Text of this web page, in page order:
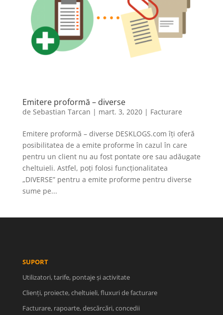
Emitere proformă – diverse
de Sebastian Tarcan | mart. 3, 2020| Facturare
Emitere proformă – diverse DESKLOGS.com îți oferă
posibilitatea de a emite proforme în cazul în care
pentru un client nu au fost pontate ore sau adăugate
cheltuieli. Astfel, poți folosi funcționalitatea
„DIVERSE” pentru a emite proforme pentru diverse
sume pe...
SUPORT
Utilizatori, tarife, pontaje și activitate
Clienți, proiecte, cheltuieli, fluxuri de facturare
Facturare, rapoarte, descărcări, concedii